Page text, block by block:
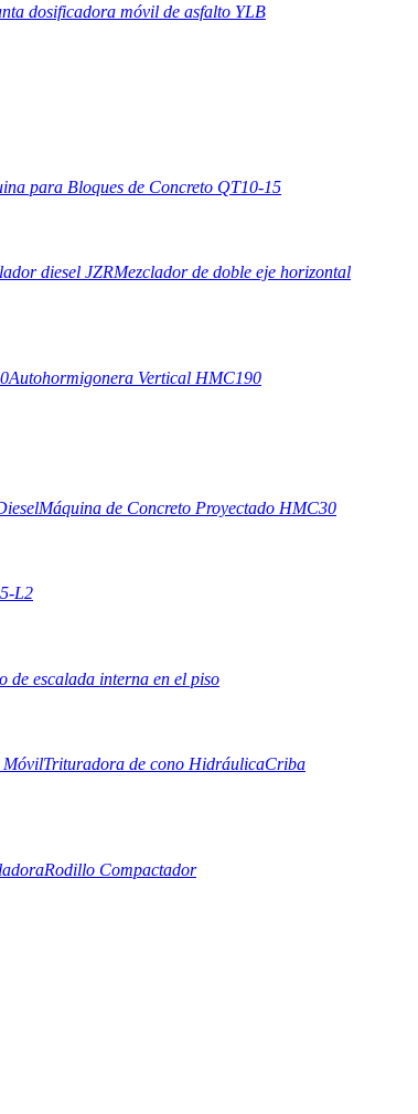
dosificadora móvil de asfalto YLB
para Bloques de Concreto QT10-15
diesel JZRMezclador de doble eje horizontal
Autohormigonera Vertical HMC190
Máquina de Concreto Proyectado HMC30
L2
de escalada interna en el piso
MóvilTrituradora de cono HidráulicaCriba
Rodillo Compactador